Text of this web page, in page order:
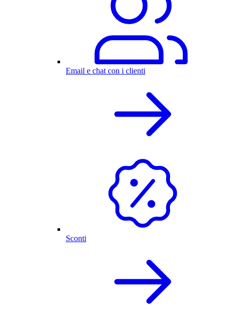
Email e chat con i clienti
Sconti